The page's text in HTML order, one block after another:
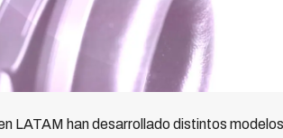
LATAM han desarrollado distintos